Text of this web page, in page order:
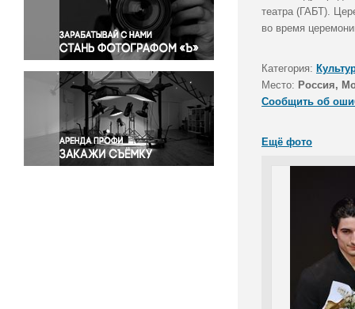
Правосудие
Происшествия и конфликты
Религия
Светская жизнь
Спорт
Экология
Экономика и бизнес
театра (ГАБТ).
во время
Категория:
Место: Россия,
Сообщить об
Ещё фото